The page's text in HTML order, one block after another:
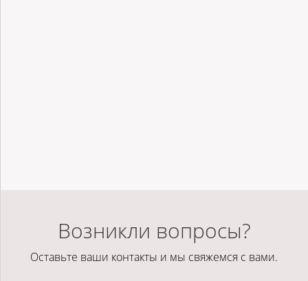
Возникли вопросы?
Оставьте ваши контакты и мы свяжемся с вами.